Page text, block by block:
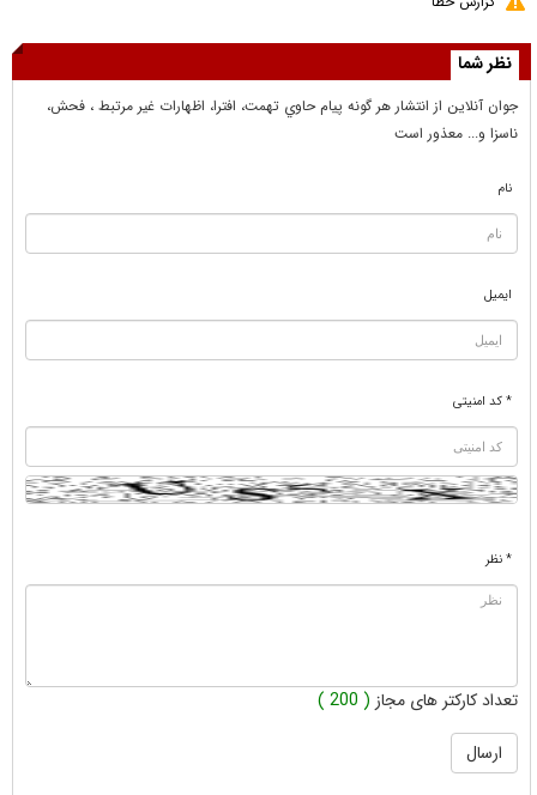
نظر شما
جوان آنلاين از انتشار هر گونه پيام حاوي تهمت، افترا، اظهارات غير مرتبط ، فحش،
ناسزا و... معذور است
نام
ایمیل
* کد امنیتی
* نظر
تعداد کارکتر های مجاز ( 200 )